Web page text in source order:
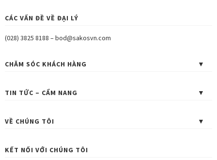
CÁC VẤN ĐỀ VỀ ĐẠI LÝ
(028) 3825 8188 –bod@sakosvn.com
CHĂM SÓC KHÁCH HÀNG
TIN TỨC – CẨM NANG
VỀ CHÚNG TÔI
KẾT NỐI VỚI CHÚNG TÔI